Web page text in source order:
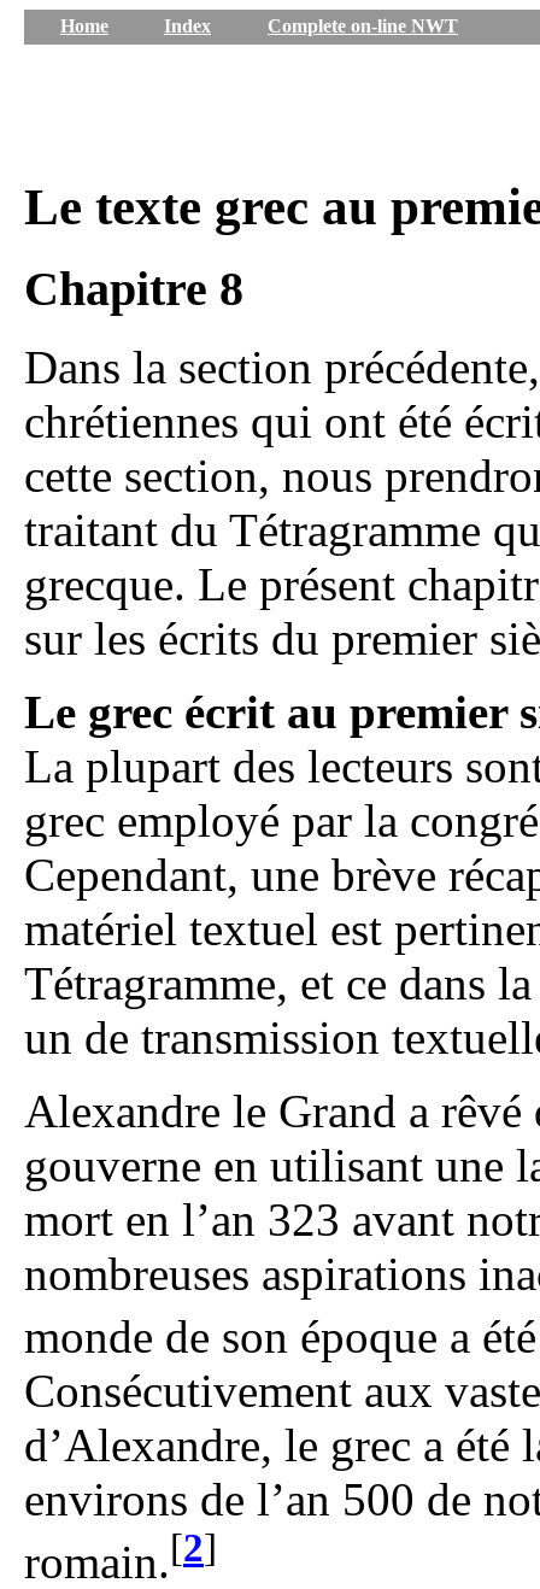
Home Index Complete on-line NWT
Le texte grec au
Chapitre 8
Dans la section
chrétiennes qui ont été
cette section, nous
traitant du Tétragramme
grecque. Le présent
sur les écrits du premier
Le grec écrit au premier
La plupart des lecteurs
grec employé par la
Cependant, une brève
matériel textuel est
Tétragramme, et ce dans
un de transmission
Alexandre le Grand a
gouverne en utilisant une
mort en l’an 323 avant
nombreuses aspirations
monde de son époque a
Consécutivement aux
d’Alexandre, le grec a été
environs de l’an 500 de
romain.[2]